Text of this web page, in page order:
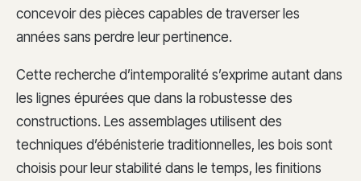
concevoir des pièces capables de traverser les
années sans perdre leur pertinence.
Cette recherche d’intemporalité s’exprime autant dans
les lignes épurées que dans la robustesse des
constructions. Les assemblages utilisent des
techniques d’ébénisterie traditionnelles, les bois sont
choisis pour leur stabilité dans le temps, les finitions